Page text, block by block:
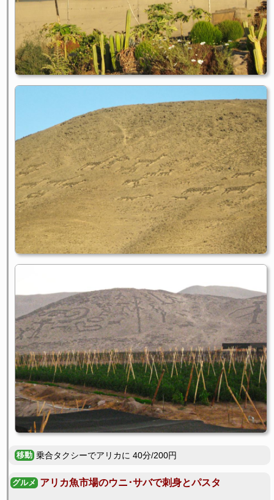
乗合タクシーでアリカに 40分/200円
アリカ魚市場のウニ･サバで刺身とパスタ